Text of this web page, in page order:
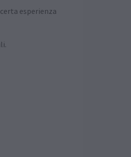
esperienza